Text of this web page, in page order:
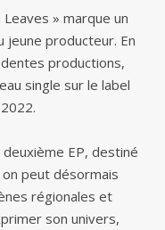
Leaves » marque un
jeune producteur. En
productions,
single sur le label
EP, destiné
peut désormais
régionales et
son univers,